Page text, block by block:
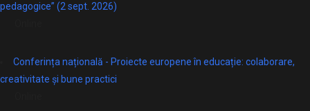
pedagogice” (2 sept. 2026)
Conferința națională - Proiecte europene în educație: colaborare,
creativitate și bune practici